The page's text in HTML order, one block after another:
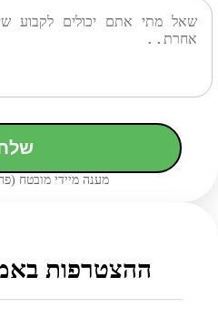
מענה מיידי מובטח (פחות מ-
ההצטרפות